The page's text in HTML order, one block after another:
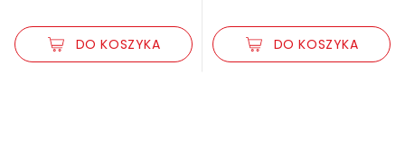
DO KOSZYKA DO KOSZYKA